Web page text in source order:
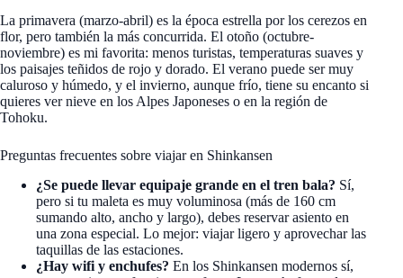
La primavera (marzo-abril) es la época estrella por los cerezos en
flor, pero también la más concurrida. El otoño (octubre-
noviembre) es mi favorita: menos turistas, temperaturas suaves y
los paisajes teñidos de rojo y dorado. El verano puede ser muy
caluroso y húmedo, y el invierno, aunque frío, tiene su encanto si
quieres ver nieve en los Alpes Japoneses o en la región de
Tohoku.
Preguntas frecuentes sobre viajar en Shinkansen
¿Se puede llevar equipaje grande en el tren bala? Sí,
pero si tu maleta es muy voluminosa (más de 160 cm
sumando alto, ancho y largo), debes reservar asiento en
una zona especial. Lo mejor: viajar ligero y aprovechar las
taquillas de las estaciones.
¿Hay wifi y enchufes? En los Shinkansen modernos sí,